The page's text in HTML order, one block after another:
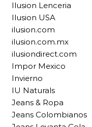
Ilusion Lenceria
Ilusion USA
ilusion.com
ilusion.com.mx
ilusiondirect.com
Impor Mexico
Invierno
IU Naturals
Jeans & Ropa
Jeans Colombianos